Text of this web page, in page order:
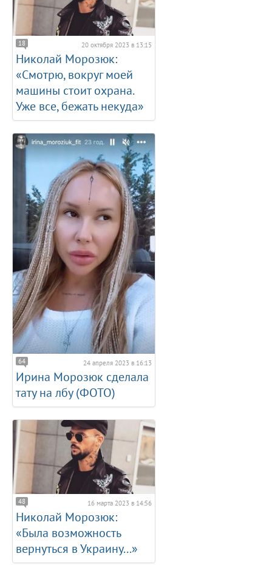
18 20 октября 2023 в 13:15
Николай Морозюк:
«Смотрю, вокруг моей
машины стоит охрана.
Уже все, бежать некуда»
64 24 апреля 2023 в 16:13
Ирина Морозюк сделала
тату на лбу (ФОТО)
48 16 марта 2023 в 14:56
Николай Морозюк:
«Была возможность
вернуться в Украину...»